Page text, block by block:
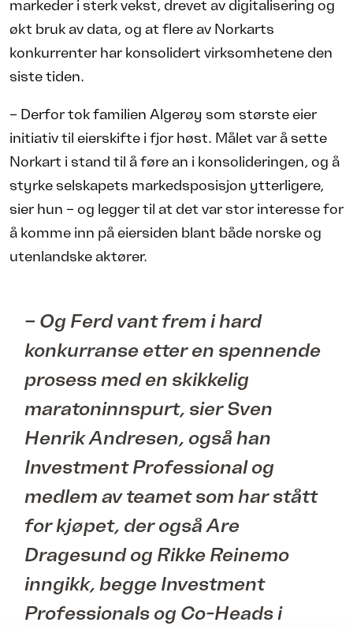
markeder i sterk vekst, drevet av digitalisering og
økt bruk av data, og at flere av Norkarts
konkurrenter har konsolidert virksomhetene den
siste tiden.
– Derfor tok familien Algerøy som største eier
initiativ til eierskifte i fjor høst. Målet var å sette
Norkart i stand til å føre an i konsolideringen, og å
styrke selskapets markedsposisjon ytterligere,
sier hun – og legger til at det var stor interesse for
å komme inn på eiersiden blant både norske og
utenlandske aktører.
– Og Ferd vant frem i hard
konkurranse etter en spennende
prosess med en skikkelig
maratoninnspurt, sier Sven
Henrik Andresen, også han
Investment Professional og
medlem av teamet som har stått
for kjøpet, der også Are
Dragesund og Rikke Reinemo
inngikk, begge Investment
Professionals og Co-Heads i